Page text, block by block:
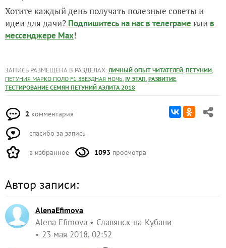
Хотите каждый день получать полезные советы и
идеи для дачи? Подпишитесь на нас в телеграме или в
мессенджере Max!
ЗАПИСЬ РАЗМЕЩЕНА В РАЗДЕЛАХ: ЛИЧНЫЙ ОПЫТ ЧИТАТЕЛЕЙ, ПЕТУНИИ,
ПЕТУНИЯ МАРКО ПОЛО F1 ЗВЕЗДНАЯ НОЧЬ, IV ЭТАП, РАЗВИТИЕ,
ТЕСТИРОВАНИЕ СЕМЯН ПЕТУНИЙ АЭЛИТА 2018
2 комментария
спасибо за запись
в избранное 1093 просмотра
Автор записи:
AlenaEfimova
Alena Efimova
Славянск-на-Кубани
23 мая 2018, 02:52